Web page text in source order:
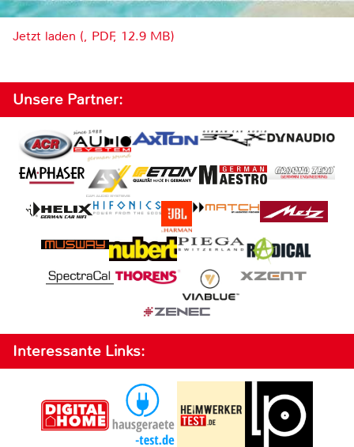
Jetzt laden (, PDF, 12.9 MB)
Unsere Partner:
Interessante Links: